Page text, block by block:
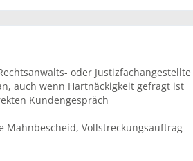
oder Justizfachangestellte
auch wenn Hartnäckigkeit gefragt ist
Kundengespräch
Mahnbescheid, Vollstreckungsauftrag